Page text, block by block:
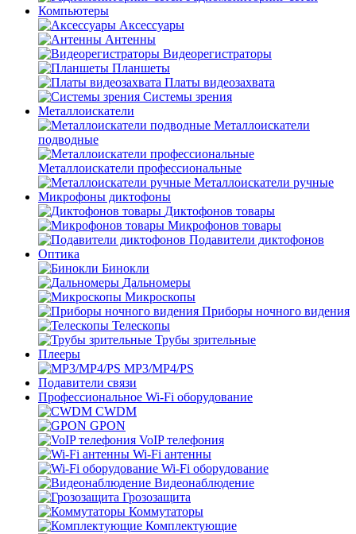
Компьютеры
Аксессуары
Антенны
Видеорегистраторы
Планшеты
Платы видеозахвата
Системы зрения
Металлоискатели
Металлоискатели
подводные
Металлоискатели профессиональные
Металлоискатели ручные
Микрофоны диктофоны
Диктофонов товары
Микрофонов товары
Подавители диктофонов
Оптика
Бинокли
Дальномеры
Микроскопы
Приборы ночного видения
Телескопы
Трубы зрительные
Плееры
MP3/MP4/PS
Подавители связи
Профессиональное Wi-Fi оборудование
CWDM
GPON
VoIP телефония
Wi-Fi антенны
Wi-Fi оборудование
Видеонаблюдение
Грозозащита
Коммутаторы
Комплектующие